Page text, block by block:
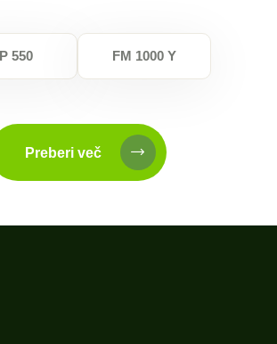
550 FM 1000 Y
Preberi več